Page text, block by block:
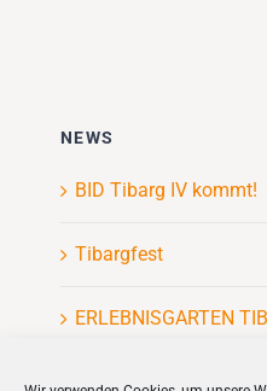
NEWS
BID Tibarg IV kommt!
Tibargfest
ERLEBNISGARTEN
Kinderflohmarkt